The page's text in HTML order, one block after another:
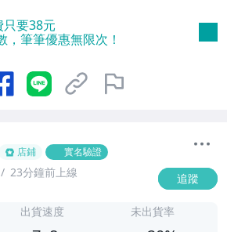
只要38元
，筆筆優惠無限次！
店鋪 實名驗證
23分鐘前上線 追蹤
出貨速度 未出貨率